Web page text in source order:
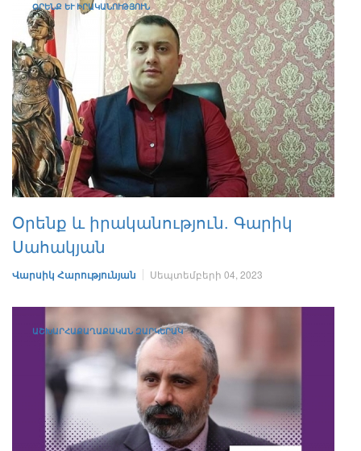
ՕՐԵՆՔ ԵՒ ԻՐԱԿԱՆՈՒԹՅՈՒՆ
Օրենք և իրականություն. Գարիկ
Սահակյան
Վարսիկ Հարությունյան Սեպտեմբերի 04, 2023
ԱՇԽԱՐՀԱՔԱՂԱՔԱԿԱՆ ԶԱՐԿԵՐԱԿ